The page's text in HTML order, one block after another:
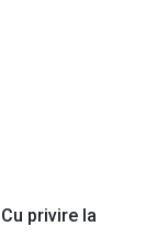
privire la